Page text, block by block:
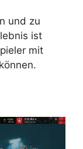
und zu
ist
mit